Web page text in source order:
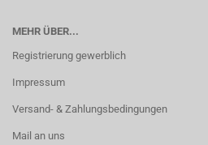
MEHR ÜBER...
Registrierung gewerblich
Impressum
Versand- & Zahlungsbedingungen
Mail an uns